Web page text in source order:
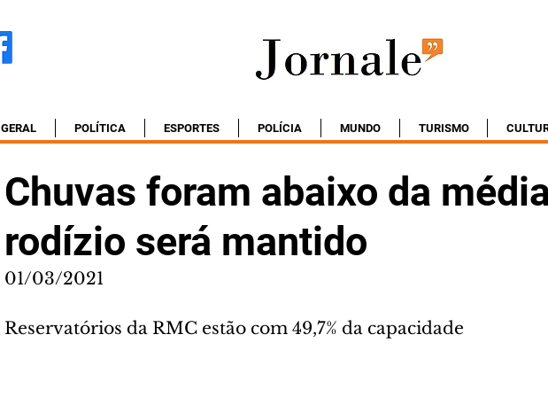
GERAL POLÍTICA ESPORTES POLÍCIA MUNDO TURISMO
Chuvas foram abaixo da
rodízio será mantido
01/03/2021
Reservatórios da RMC estão com 49,7% da capacidade